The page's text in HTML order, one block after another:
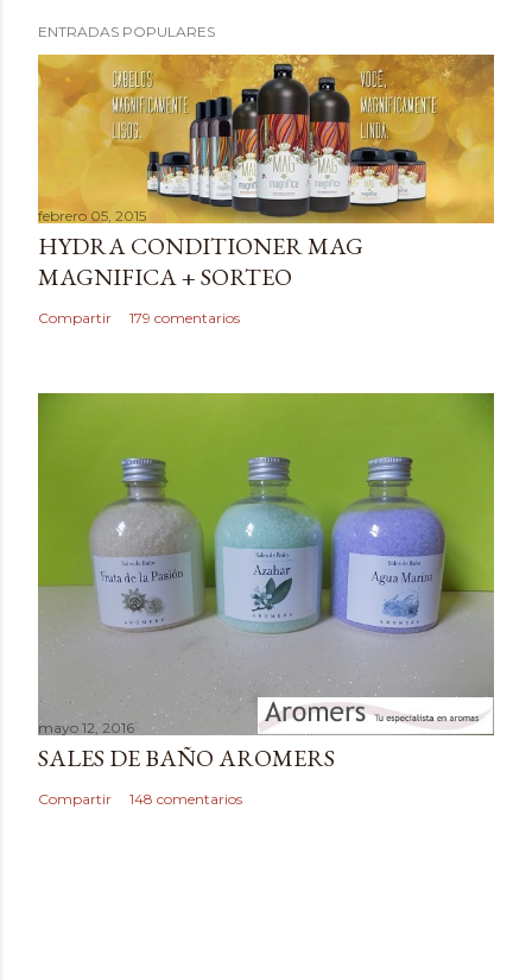
u
b
a
r
u
n
c
o
ENTRADAS POPULARES
febrero 05, 2015
HYDRA CONDITIONER MAG
MAGNIFICA + SORTEO
Compartir 179 comentarios
mayo 12, 2016
SALES DE BAÑO AROMERS
Compartir 148 comentarios